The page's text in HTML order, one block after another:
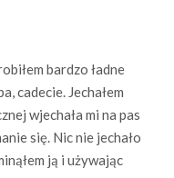
bardzo ładne
cadecie. Jechałem
wjechała mi na pas
się. Nic nie jechało
ją i używając